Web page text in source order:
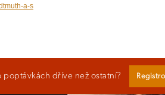
a-s
dříve než ostatní?